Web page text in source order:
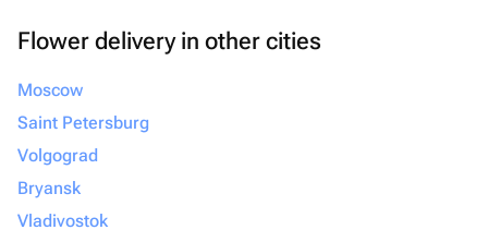
Flower delivery in other cities
Moscow
Saint Petersburg
Volgograd
Bryansk
Vladivostok